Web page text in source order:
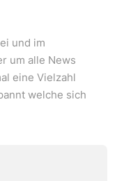
und im
um alle News
eine Vielzahl
welche sich